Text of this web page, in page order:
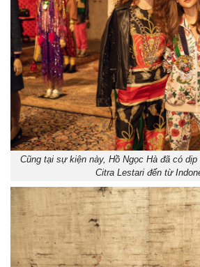
Cũng tại sự kiện này, Hồ Ngọc Hà đã có
Citra Lestari đến từ